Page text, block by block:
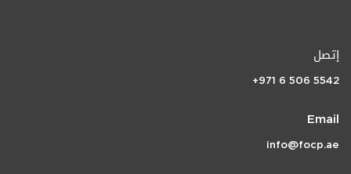
إتصل
+971 6 506 5542
Email
info@focp.ae